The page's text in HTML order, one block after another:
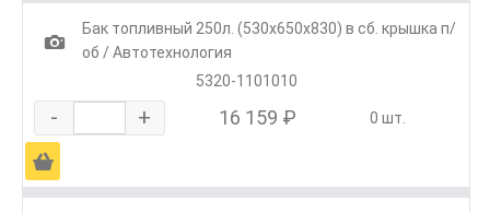
1
Бак топливный 250л. (530х650х830) в сб. крышка п/
об / Автотехнология
5320-1101010
- + 16 159 ₽ 0 шт.
Ä